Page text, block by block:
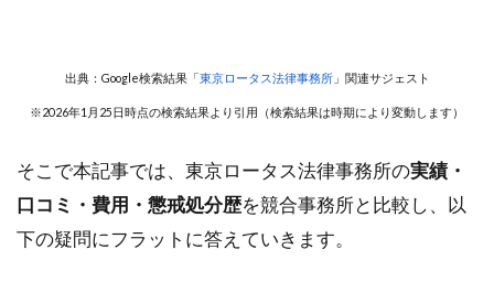
出典：Google検索結果「東京ロータス法律事務所」関連サジェスト
※2026年1月25日時点の検索結果より引用（検索結果は時期により変動します）
そこで本記事では、東京ロータス法律事務所の実績・
口コミ・費用・懲戒処分歴を競合事務所と比較し、以
下の疑問にフラットに答えていきます。